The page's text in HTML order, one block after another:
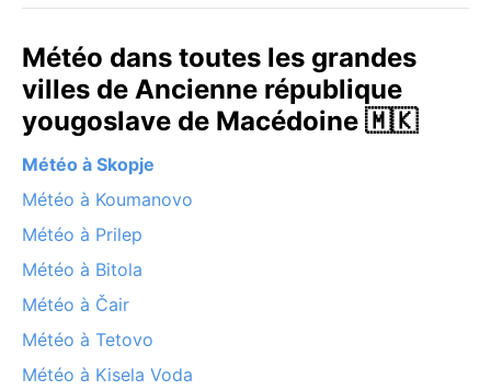
Météo dans toutes les grandes
villes de Ancienne république
yougoslave de Macédoine 🇲🇰
Météo à Skopje
Météo à Koumanovo
Météo à Prilep
Météo à Bitola
Météo à Čair
Météo à Tetovo
Météo à Kisela Voda